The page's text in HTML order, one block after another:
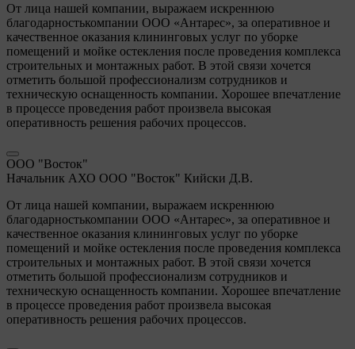
От лица нашей компании, выражаем искреннюю
благодарностькомпании ООО «Антарес», за оперативное и
качественное оказания клининговых услуг по уборке
помещений и мойке остекления после проведения комплекса
строительных и монтажных работ. В этой связи хочется
отметить большой профессионализм сотрудников и
техническую оснащенность компании. Хорошее впечатление
в процессе проведения работ произвела высокая
оперативность решения рабочих процессов.
ООО "Восток"
Начальник АХО ООО "Восток" Кийски Д.В.
От лица нашей компании, выражаем искреннюю
благодарностькомпании ООО «Антарес», за оперативное и
качественное оказания клининговых услуг по уборке
помещений и мойке остекления после проведения комплекса
строительных и монтажных работ. В этой связи хочется
отметить большой профессионализм сотрудников и
техническую оснащенность компании. Хорошее впечатление
в процессе проведения работ произвела высокая
оперативность решения рабочих процессов.